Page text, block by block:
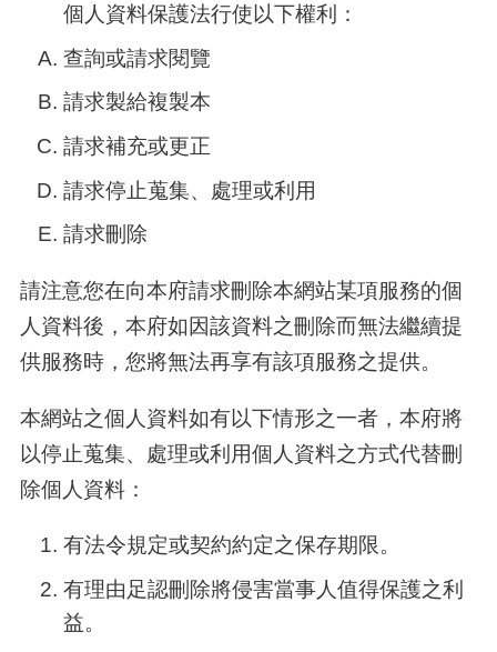
個人資料保護法行使以下權利：
查詢或請求閱覽
請求製給複製本
請求補充或更正
請求停止蒐集、處理或利用
請求刪除
請注意您在向本府請求刪除本網站某項服務的個
人資料後，本府如因該資料之刪除而無法繼續提
供服務時，您將無法再享有該項服務之提供。
本網站之個人資料如有以下情形之一者，本府將
以停止蒐集、處理或利用個人資料之方式代替刪
除個人資料：
有法令規定或契約約定之保存期限。
有理由足認刪除將侵害當事人值得保護之利
益。